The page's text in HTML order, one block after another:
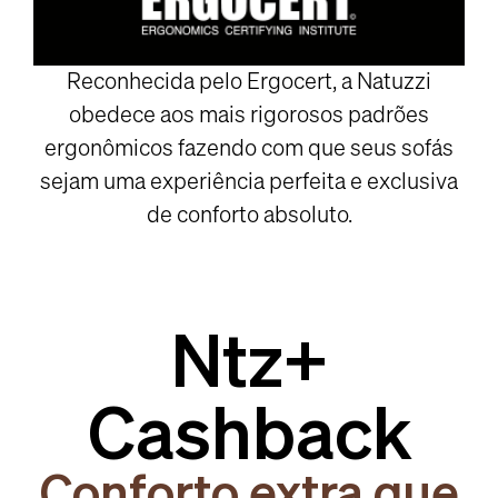
Reconhecida pelo Ergocert, a Natuzzi
obedece aos mais rigorosos padrões
ergonômicos fazendo com que seus sofás
sejam uma experiência perfeita e exclusiva
de conforto absoluto.
Ntz+
Cashback